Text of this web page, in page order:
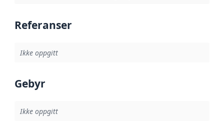
Referanser
Ikke oppgitt
Gebyr
Ikke oppgitt